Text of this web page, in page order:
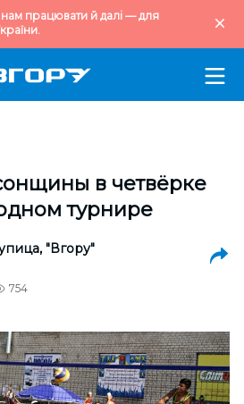
працювати й далі — для
в четвёрке
турнире
"Вгору"
754